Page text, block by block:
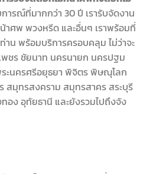
ารณ์ที่มากกว่า 30 ปี เรารับจัดงาน
ศพ พวงหรีด และอื่นๆ เราพร้อมที่
น พร้อมบริการครอบคลุม ไม่ว่าจะ
ชร ชัยนาท นครนายก นครปฐม
ะนครศรีอยุธยา พิจิตร พิษณุโลก
มุทรสงคราม สมุทรสาคร สระบุรี
ง อุทัยธานี และยังรวมไปถึงจัง